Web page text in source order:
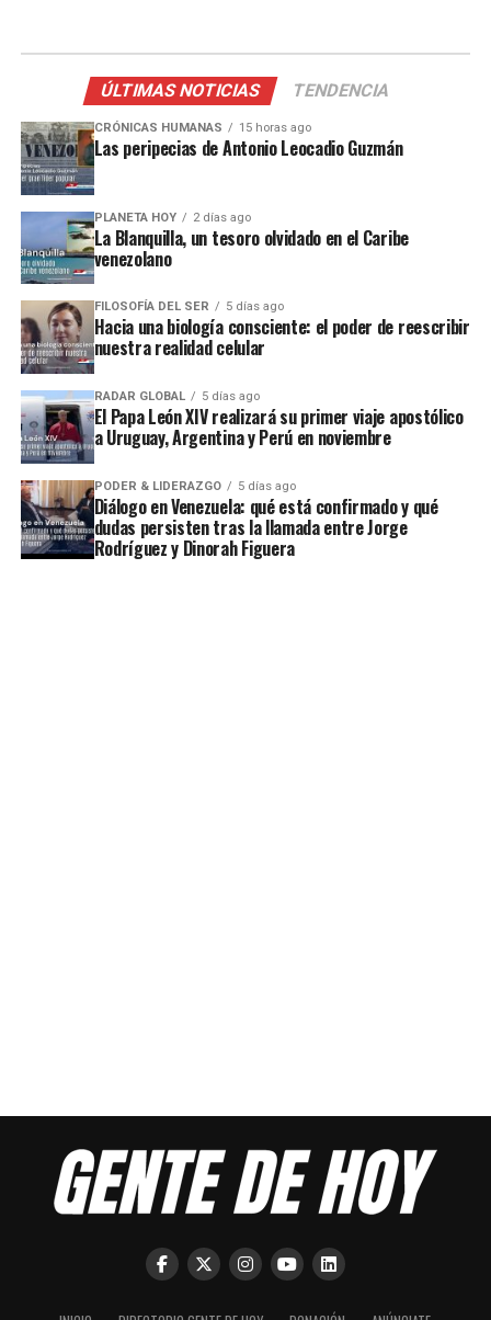
ÚLTIMAS NOTICIAS TENDENCIA
CRÓNICAS HUMANAS 15 horas ago
Las peripecias de Antonio Leocadio Guzmán
PLANETA HOY 2 días ago
La Blanquilla, un tesoro olvidado en el Caribe
venezolano
FILOSOFÍA DEL SER 5 días ago
Hacia una biología consciente: el poder de reescribir
nuestra realidad celular
RADAR GLOBAL 5 días ago
El Papa León XIV realizará su primer viaje apostólico
a Uruguay, Argentina y Perú en noviembre
PODER & LIDERAZGO 5 días ago
Diálogo en Venezuela: qué está confirmado y qué
dudas persisten tras la llamada entre Jorge
Rodríguez y Dinorah Figuera